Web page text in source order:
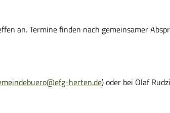
an. Termine finden nach gemeinsamer
herten.de) oder bei Olaf